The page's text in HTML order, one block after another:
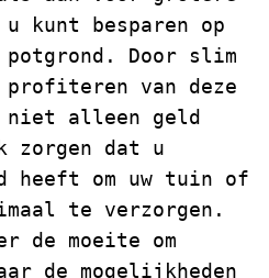
u kunt besparen op
Door slim
van deze
niet alleen geld
zorgen dat u
heeft om uw tuin of
te verzorgen.
de moeite om
de mogelijkheden